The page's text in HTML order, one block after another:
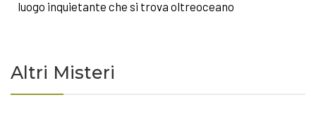
luogo inquietante che si trova oltreoceano
Altri Misteri